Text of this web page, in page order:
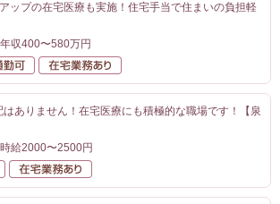
ップの在宅医療も実施！住宅手当で住まいの負担軽
年収400〜580万円
自動車通勤可
ありません！在宅医療にも積極的な職場です！【泉
時給2000〜2500円
自動車通勤可